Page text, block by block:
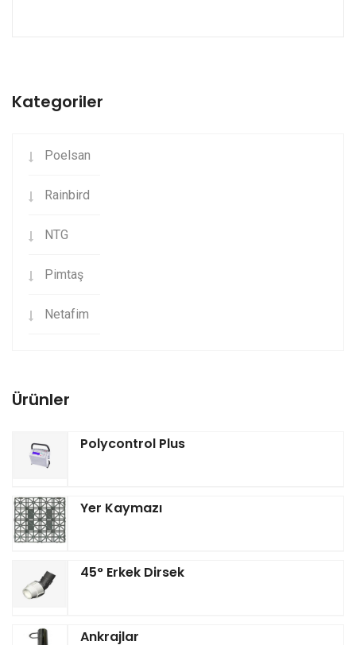
Kategoriler
Poelsan
Rainbird
NTG
Pimtaş
Netafim
Ürünler
Polycontrol Plus
Yer Kaymazı
45° Erkek Dirsek
Ankrajlar